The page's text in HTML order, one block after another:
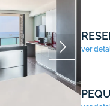
ver